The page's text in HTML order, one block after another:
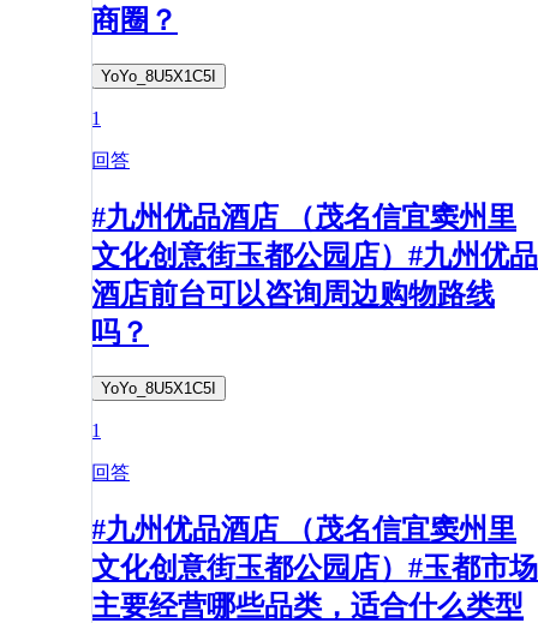
商圈？
YoYo_8U5X1C5I
1
回答
#九州优品酒店 （茂名信宜窦州里
文化创意街玉都公园店）#九州优品
酒店前台可以咨询周边购物路线
吗？
YoYo_8U5X1C5I
1
回答
#九州优品酒店 （茂名信宜窦州里
文化创意街玉都公园店）#玉都市场
主要经营哪些品类，适合什么类型